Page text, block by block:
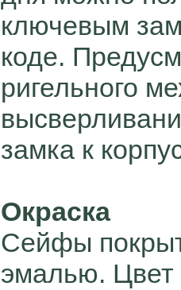
ключевым
коде.
ригельного
замка к
Окраска
Сейфы
эмалью. Цвет